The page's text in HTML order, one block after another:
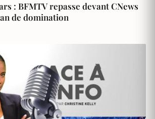
: BFMTV repasse devant CNews
de domination